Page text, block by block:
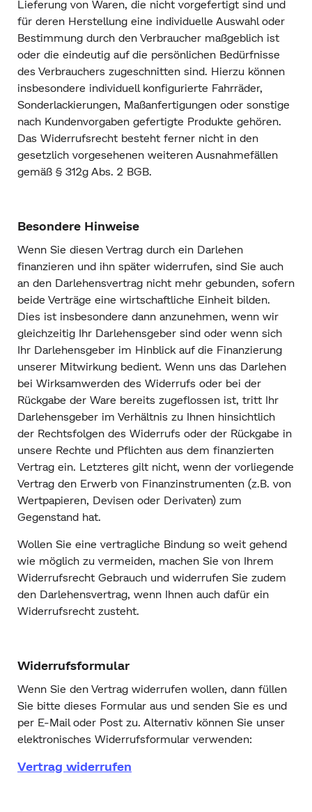
Lieferung von Waren, die nicht vorgefertigt sind und
für deren Herstellung eine individuelle Auswahl oder
Bestimmung durch den Verbraucher maßgeblich ist
oder die eindeutig auf die persönlichen Bedürfnisse
des Verbrauchers zugeschnitten sind. Hierzu können
insbesondere individuell konfigurierte Fahrräder,
Sonderlackierungen, Maßanfertigungen oder sonstige
nach Kundenvorgaben gefertigte Produkte gehören.
Das Widerrufsrecht besteht ferner nicht in den
gesetzlich vorgesehenen weiteren Ausnahmefällen
gemäß § 312g Abs. 2 BGB.
Besondere Hinweise
Wenn Sie diesen Vertrag durch ein Darlehen
finanzieren und ihn später widerrufen, sind Sie auch
an den Darlehensvertrag nicht mehr gebunden, sofern
beide Verträge eine wirtschaftliche Einheit bilden.
Dies ist insbesondere dann anzunehmen, wenn wir
gleichzeitig Ihr Darlehensgeber sind oder wenn sich
Ihr Darlehensgeber im Hinblick auf die Finanzierung
unserer Mitwirkung bedient. Wenn uns das Darlehen
bei Wirksamwerden des Widerrufs oder bei der
Rückgabe der Ware bereits zugeflossen ist, tritt Ihr
Darlehensgeber im Verhältnis zu Ihnen hinsichtlich
der Rechtsfolgen des Widerrufs oder der Rückgabe in
unsere Rechte und Pflichten aus dem finanzierten
Vertrag ein. Letzteres gilt nicht, wenn der vorliegende
Vertrag den Erwerb von Finanzinstrumenten (z.B. von
Wertpapieren, Devisen oder Derivaten) zum
Gegenstand hat.
Wollen Sie eine vertragliche Bindung so weit gehend
wie möglich zu vermeiden, machen Sie von Ihrem
Widerrufsrecht Gebrauch und widerrufen Sie zudem
den Darlehensvertrag, wenn Ihnen auch dafür ein
Widerrufsrecht zusteht.
Widerrufsformular
Wenn Sie den Vertrag widerrufen wollen, dann füllen
Sie bitte dieses Formular aus und senden Sie es und
per E-Mail oder Post zu. Alternativ können Sie unser
elektronisches Widerrufsformular verwenden:
Vertrag widerrufen